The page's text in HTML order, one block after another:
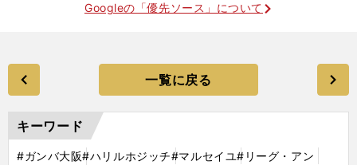
Googleの「優先ソース」について
一覧に戻る
キーワード
#ガンバ大阪#ハリルホジッチ#マルセイユ#リーグ・アン